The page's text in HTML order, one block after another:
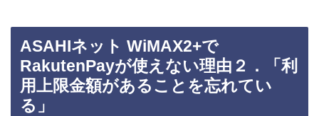
ASAHIネット WiMAX2+で
RakutenPayが使えない理由２．「利
用上限金額があることを忘れてい
る」